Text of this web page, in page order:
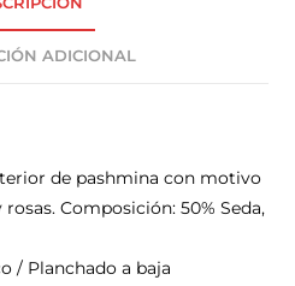
ADICIONAL
de pashmina con motivo
Composición: 50% Seda,
/ Planchado a baja